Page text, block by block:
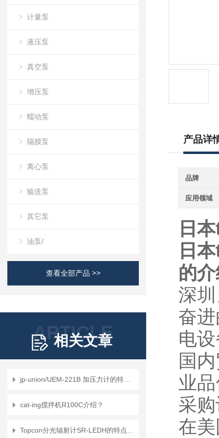
计量泵
液压泵
真空泵
增压泵
蠕动泵
隔膜泵
离心泵
输送泵
其它泵
油泵/
查看全部产品 >>
ARTICLE
相关文章
cat-ing搅拌机R100C介绍？
产品详
品牌
应用领域
日
日
的
深
奋
电
国
业
采
在